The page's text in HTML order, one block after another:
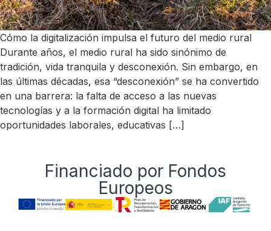
Cómo la digitalización impulsa el futuro del medio rural
Durante años, el medio rural ha sido sinónimo de
tradición, vida tranquila y desconexión. Sin embargo, en
las últimas décadas, esa “desconexión” se ha convertido
en una barrera: la falta de acceso a las nuevas
tecnologías y a la formación digital ha limitado
oportunidades laborales, educativas […]
Financiado por Fondos
Europeos